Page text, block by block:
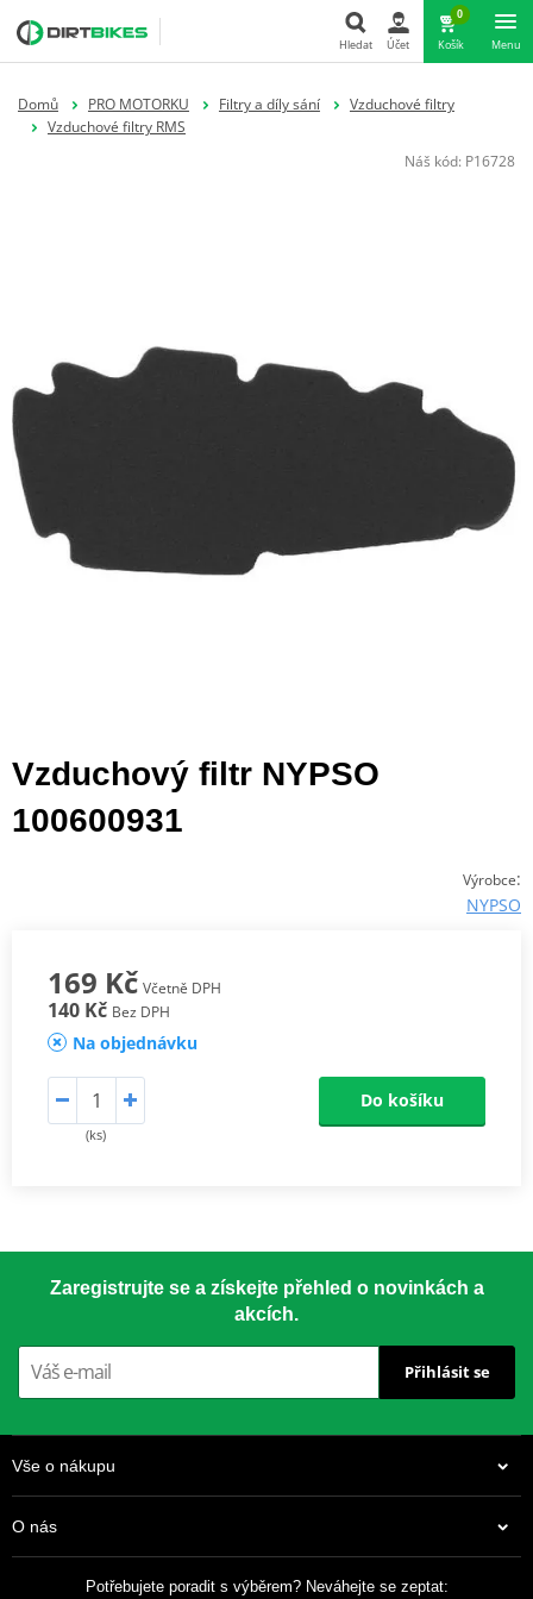
Hledat
Hledat Účet
0
Košík Menu
Domů PRO MOTORKU Filtry a díly sání
Vzduchové filtry
Vzduchové filtry RMS
Náš kód: P16728
Vzduchový filtr NYPSO
100600931
Výrobce:
NYPSO
169 Kč Včetně DPH
140 Kč Bez DPH
Na objednávku
(ks)
Do košíku
Zaregistrujte se a získejte přehled o novinkách a
akcích.
Přihlásit se
Vše o nákupu
O nás
Potřebujete poradit s výběrem? Neváhejte se zeptat: